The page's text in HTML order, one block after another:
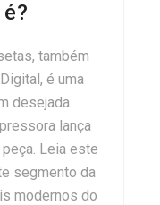
também
é uma
desejada
lança
Leia este
segmento da
modernos do